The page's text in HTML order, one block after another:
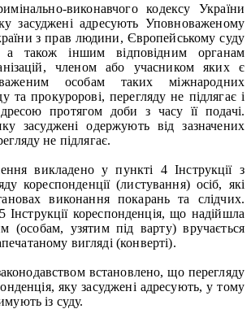
виконавчого кодексу України
засуджені адресують Уповноваженому
з прав людини, Європейському суду
також іншим відповідним органам
членом або учасником яких є
особам таких міжнародних
та прокуророві, перегляду не підлягає і
протягом доби з часу її подачі.
засуджені одержують від зазначених
не підлягає.
викладено у пункті 4 Інструкції з
кореспонденції (листування) осіб, які
виконання покарань та слідчих.
Інструкції кореспонденція, що надійшла
(особам, узятим під варту) вручається
вигляді (конверті).
встановлено, що перегляду
яку засуджені адресують, у тому
із суду.